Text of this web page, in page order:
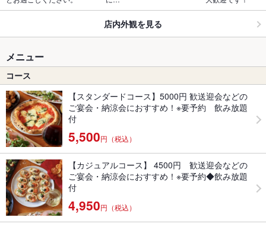
店内外観を見る
メニュー
コース
【スタンダードコース】5000円 歓送迎会などの
ご宴会・納涼会におすすめ！※要予約 飲み放題
付
5,500円（税込）
【カジュアルコース】 4500円 歓送迎会などの
ご宴会・納涼会におすすめ！※要予約◆飲み放題
付
4,950円（税込）